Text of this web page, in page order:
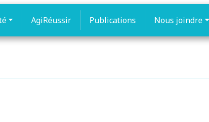
AgiRéussir Publications Nous joindre